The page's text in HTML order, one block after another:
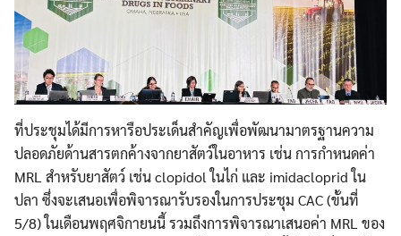
ที่ประชุมได้มีการหารือประเด็นสำคัญเพื่อพัฒนามาตรฐานความ
ปลอดภัยด้านสารตกค้างจากยาสัตว์ในอาหาร เช่น การกำหนดค่า
MRL สำหรับยาสัตว์ เช่น clopidol ในไก่ และ imidacloprid ใน
ปลา ซึ่งจะเสนอเพื่อพิจารณารับรองในการประชุม CAC (ขั้นที่
5/8) ในเดือนพฤศจิกายนนี้ รวมถึงการพิจารณาเสนอค่า MRL ของ